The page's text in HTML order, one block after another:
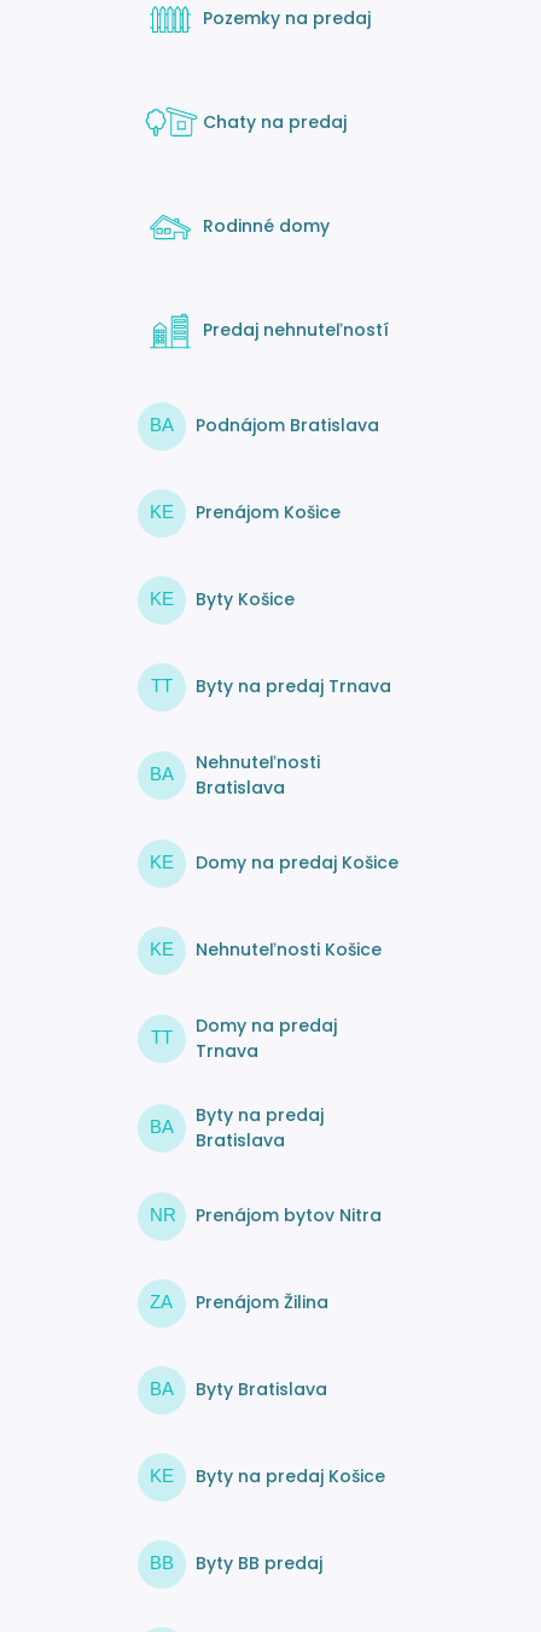
Pozemky na predaj
Chaty na predaj
Rodinné domy
Predaj nehnuteľností
BA Podnájom Bratislava
KE Prenájom Košice
KE Byty Košice
TT Byty na predaj Trnava
BA
Nehnuteľnosti
Bratislava
KE Domy na predaj Košice
KE Nehnuteľnosti Košice
TT
Domy na predaj
Trnava
BA
Byty na predaj
Bratislava
NR Prenájom bytov Nitra
ZA Prenájom Žilina
BA Byty Bratislava
KE Byty na predaj Košice
BB Byty BB predaj